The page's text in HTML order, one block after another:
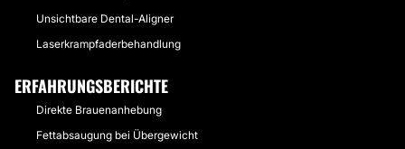
Unsichtbare Dental-Aligner
Laserkrampfaderbehandlung
ERFAHRUNGSBERICHTE
Direkte Brauenanhebung
Fettabsaugung bei Übergewicht